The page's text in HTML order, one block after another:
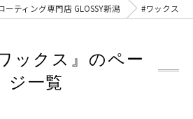
ーティング専門店 GLOSSY新潟 #ワックス
ックス』のペー
ジ一覧